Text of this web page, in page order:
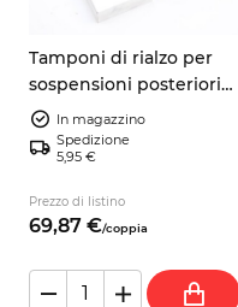
Tamponi di rialzo per
sospensioni posteriori
Fiat Panda 141 4x4
+30mm angolati
In magazzino
Spedizione
5,95 €
Prezzo di listino
69,87 €/coppia